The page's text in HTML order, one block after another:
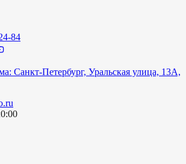
84
Санкт-Петербург, Уральская улица, 13А,